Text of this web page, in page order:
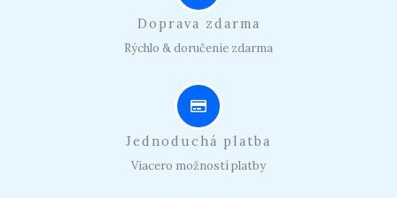
Doprava zdarma
Rýchlo & doručenie zdarma
Jednoduchá platba
Viacero možností platby